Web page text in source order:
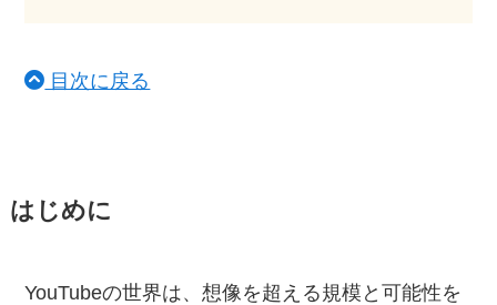
目次に戻る
はじめに
YouTubeの世界は、想像を超える規模と可能性を